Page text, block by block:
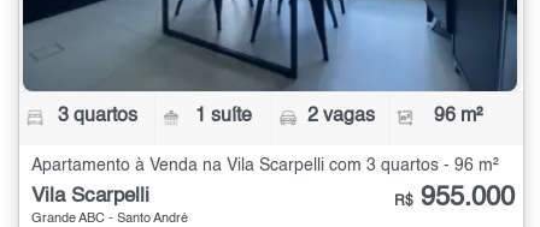
3 quartos 1 suíte 2 vagas 96 m²
Apartamento à Venda na Vila Scarpelli com 3 quartos - 96 m²
Vila Scarpelli
Grande ABC - Santo André
R$ 955.000